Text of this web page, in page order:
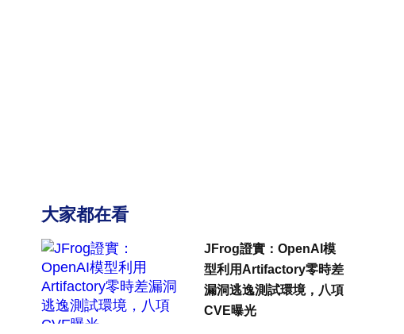
大家都在看
JFrog證實：OpenAI模
型利用Artifactory零時差
漏洞逃逸測試環境，八項
CVE曝光